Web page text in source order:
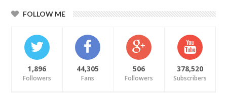
FOLLOW ME
1,896
Followers
44,305
Fans
506
Followers
378,520
Subscribers